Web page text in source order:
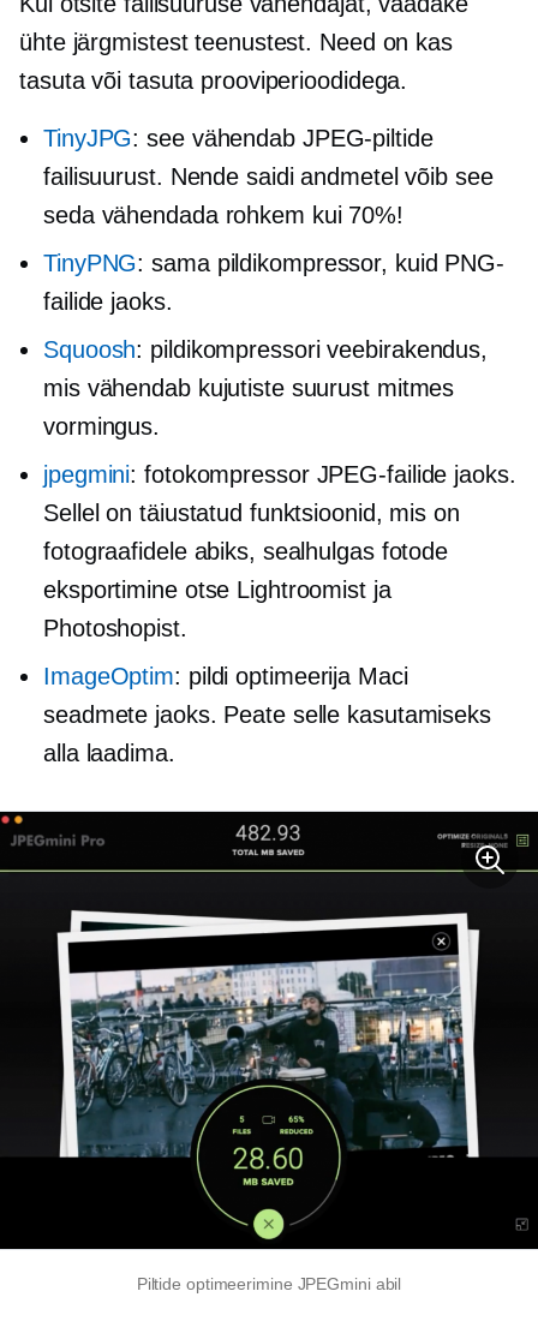
ühte järgmistest teenustest. Need on kas
tasuta või tasuta prooviperioodidega.
TinyJPG: see vähendab JPEG-piltide
failisuurust. Nende saidi andmetel võib see
seda vähendada rohkem kui 70%!
TinyPNG: sama pildikompressor, kuid PNG-
failide jaoks.
Squoosh: pildikompressori veebirakendus,
mis vähendab kujutiste suurust mitmes
vormingus.
jpegmini: fotokompressor JPEG-failide jaoks.
Sellel on täiustatud funktsioonid, mis on
fotograafidele abiks, sealhulgas fotode
eksportimine otse Lightroomist ja
Photoshopist.
ImageOptim: pildi optimeerija Maci
seadmete jaoks. Peate selle kasutamiseks
alla laadima.
Piltide optimeerimine JPEGmini abil